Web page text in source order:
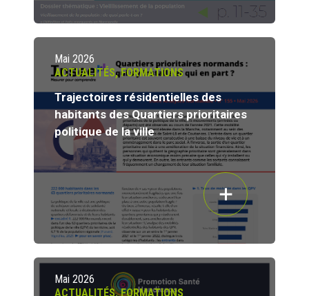
Mai 2026
ACTUALITÉS,FORMATIONS
Trajectoires résidentielles des
habitants des Quartiers prioritaires
politique de la ville
Mai 2026
ACTUALITÉS,FORMATIONS